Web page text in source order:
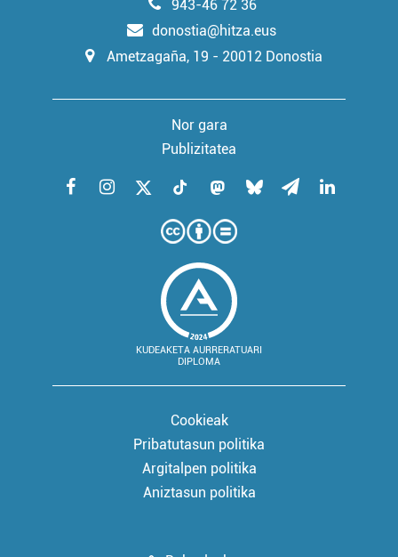
943-46 72 36
donostia@hitza.eus
Ametzagaña, 19 - 20012 Donostia
Nor gara
Publizitatea
KUDEAKETA AURRERATUARI
DIPLOMA
Cookieak
Pribatutasun politika
Argitalpen politika
Aniztasun politika